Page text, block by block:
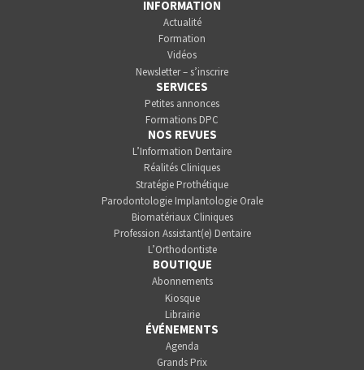
INFORMATION
Actualité
Formation
Vidéos
Newsletter – s’inscrire
SERVICES
Petites annonces
Formations DPC
NOS REVUES
L’Information Dentaire
Réalités Cliniques
Stratégie Prothétique
Parodontologie Implantologie Orale
Biomatériaux Cliniques
Profession Assistant(e) Dentaire
L’Orthodontiste
BOUTIQUE
Abonnements
Kiosque
Librairie
ÉVÉNEMENTS
Agenda
Grands Prix